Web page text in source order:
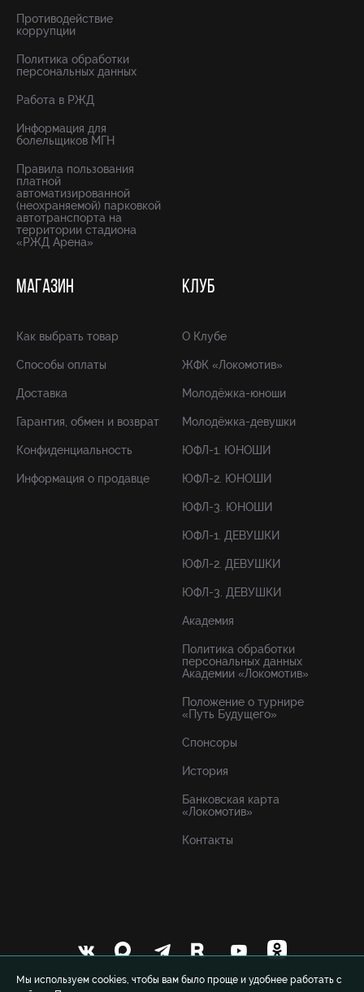
Мы используем cookies, чтобы вам было проще и удобнее работать с
Противодействие
коррупции
Политика обработки
персональных данных
Работа в РЖД
Информация для
болельщиков МГН
Правила пользования
платной
автоматизированной
(неохраняемой) парковкой
автотранспорта на
территории стадиона
«РЖД Арена»
МАГАЗИН
Как выбрать товар
Способы оплаты
Доставка
Гарантия, обмен и возврат
Конфиденциальность
Информация о продавце
КЛУБ
О Клубе
ЖФК «Локомотив»
Молодёжка-юноши
Молодёжка-девушки
ЮФЛ-1. ЮНОШИ
ЮФЛ-2. ЮНОШИ
ЮФЛ-3. ЮНОШИ
ЮФЛ-1. ДЕВУШКИ
ЮФЛ-2. ДЕВУШКИ
ЮФЛ-3. ДЕВУШКИ
Академия
Политика обработки
персональных данных
Академии «Локомотив»
Положение о турнире
«Путь Будущего»
Спонсоры
История
Банковская карта
«Локомотив»
Контакты